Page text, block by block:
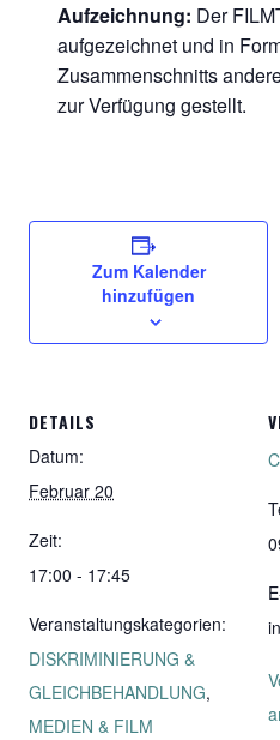
Aufzeichnung: Der
aufgezeichnet und in
Zusammenschnitts
zur Verfügung gestellt.
Zum Kalender
hinzufügen
DETAILS
Datum:
Februar 20
Zeit:
17:00 - 17:45
Veranstaltungskategorien:
DISKRIMINIERUNG &
GLEICHBEHANDLUNG,
MEDIEN & FILM